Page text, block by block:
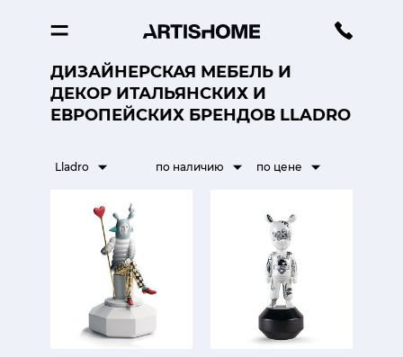
ДИЗАЙНЕРСКАЯ МЕБЕЛЬ И
ДЕКОР ИТАЛЬЯНСКИХ И
ЕВРОПЕЙСКИХ БРЕНДОВ LLADRO
Lladro по наличию по цене